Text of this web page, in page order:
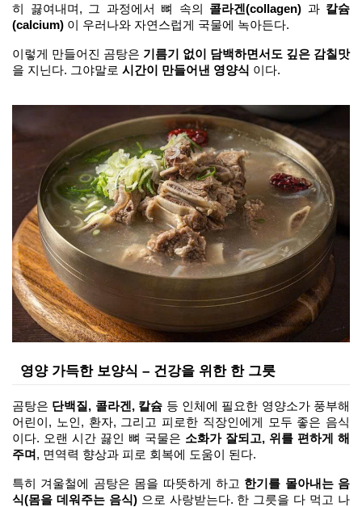
히 끓여내며, 그 과정에서 뼈 속의 콜라겐(collagen) 과 칼슘
(calcium) 이 우러나와 자연스럽게 국물에 녹아든다.
이렇게 만들어진 곰탕은 기름기 없이 담백하면서도 깊은 감칠맛
을 지닌다. 그야말로 시간이 만들어낸 영양식 이다.
영양 가득한 보양식 – 건강을 위한 한 그릇
곰탕은 단백질, 콜라겐, 칼슘 등 인체에 필요한 영양소가 풍부해
어린이, 노인, 환자, 그리고 피로한 직장인에게 모두 좋은 음식
이다. 오랜 시간 끓인 뼈 국물은 소화가 잘되고, 위를 편하게 해
주며, 면역력 향상과 피로 회복에 도움이 된다.
특히 겨울철에 곰탕은 몸을 따뜻하게 하고 한기를 몰아내는 음
식(몸을 데워주는 음식) 으로 사랑받는다. 한 그릇을 다 먹고 나